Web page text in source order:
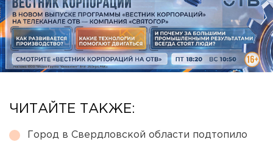
ЧИТАЙТЕ ТАКЖЕ:
Город в Свердловской области подтопило